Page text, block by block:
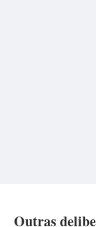
Outras